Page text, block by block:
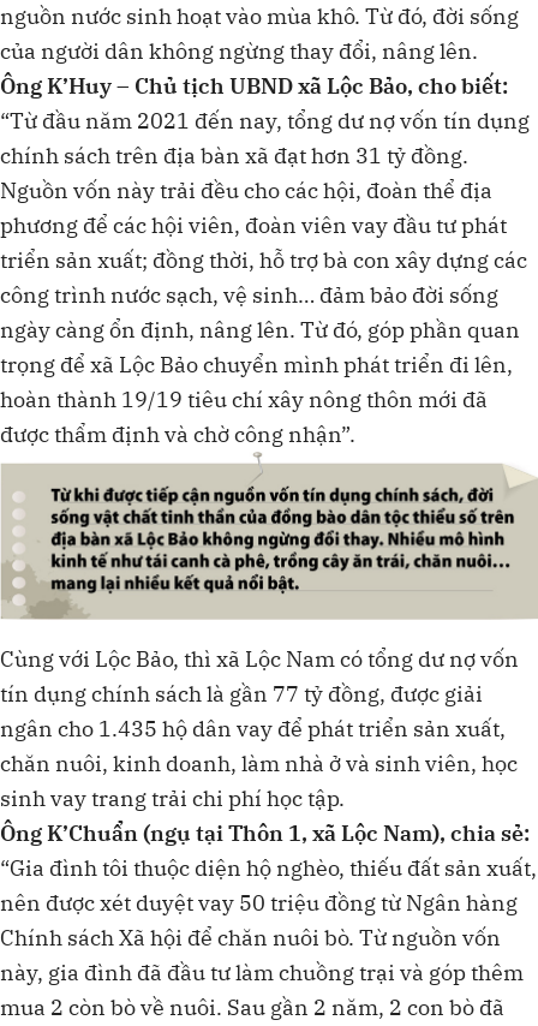
nguồn nước sinh hoạt vào mùa khô. Từ đó, đời sống
của người dân không ngừng thay đổi, nâng lên.
Ông K’Huy – Chủ tịch UBND xã Lộc Bảo, cho biết:
“Từ đầu năm 2021 đến nay, tổng dư nợ vốn tín dụng
chính sách trên địa bàn xã đạt hơn 31 tỷ đồng.
Nguồn vốn này trải đều cho các hội, đoàn thể địa
phương để các hội viên, đoàn viên vay đầu tư phát
triển sản xuất; đồng thời, hỗ trợ bà con xây dựng các
công trình nước sạch, vệ sinh… đảm bảo đời sống
ngày càng ổn định, nâng lên. Từ đó, góp phần quan
trọng để xã Lộc Bảo chuyển mình phát triển đi lên,
hoàn thành 19/19 tiêu chí xây nông thôn mới đã
được thẩm định và chờ công nhận”.
Cùng với Lộc Bảo, thì xã Lộc Nam có tổng dư nợ vốn
tín dụng chính sách là gần 77 tỷ đồng, được giải
ngân cho 1.435 hộ dân vay để phát triển sản xuất,
chăn nuôi, kinh doanh, làm nhà ở và sinh viên, học
sinh vay trang trải chi phí học tập.
Ông K’Chuẩn (ngụ tại Thôn 1, xã Lộc Nam), chia sẻ:
“Gia đình tôi thuộc diện hộ nghèo, thiếu đất sản xuất,
nên được xét duyệt vay 50 triệu đồng từ Ngân hàng
Chính sách Xã hội để chăn nuôi bò. Từ nguồn vốn
này, gia đình đã đầu tư làm chuồng trại và góp thêm
mua 2 còn bò về nuôi. Sau gần 2 năm, 2 con bò đã